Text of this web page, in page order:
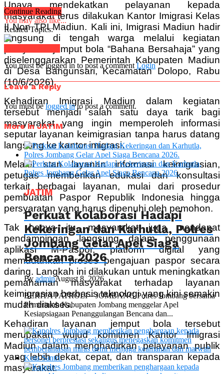
Upaya mendekatkan pelayanan kepada
masyarakat terus dilakukan Kantor Imigrasi Kelas
II Non TPI Madiun. Kali ini, Imigrasi Madiun hadir
langsung di tengah warga melalui kegiatan
pelayanan jemput bola “Bahana Bersahaja” yang
diselenggarakan Pemerintah Kabupaten Madiun
di Desa Bangunsari, Kecamatan Dolopo, Rabu
(10/6/2026).
Kehadiran Imigrasi Madiun dalam kegiatan
tersebut menjadi salah satu daya tarik bagi
masyarakat yang ingin memperoleh informasi
seputar layanan keimigrasian tanpa harus datang
langsung ke kantor imigrasi.
Melalui stan layanan informasi keimigrasian,
petugas memberikan edukasi dan konsultasi
terkait berbagai layanan, mulai dari prosedur
pembuatan Paspor Republik Indonesia hingga
persyaratan yang harus dipenuhi oleh pemohon.
Tak hanya itu, masyarakat juga mendapat
pendampingan langsung dalam penggunaan
aplikasi M-Paspor, platform digital yang
memudahkan proses pengajuan paspor secara
daring. Langkah ini dilakukan untuk meningkatkan
pemahaman masyarakat terhadap layanan
keimigrasian berbasis teknologi yang kini semakin
mudah diakses.
Kehadiran layanan jemput bola tersebut
merupakan wujud komitmen Kantor Imigrasi
Madiun dalam menghadirkan pelayanan publik
yang lebih dekat, cepat, dan transparan kepada
masyarakat.
Continue Reading
You may also like...
Related Topics:
You must be logged in to post a commentLogin
Leave a Reply
You must belogged into post a comment.
More in JATIM
JATIM
Perkuat Kolaborasi Hadapi
Kekeringan dan Karhutla, Polres
Jombang Gelar Apel Siaga
Bencana 2026
By adminAugust 8, 2026
BERITA PATROLI – JOMBANG Polres Jombang bersama
Pemerintah Kabupaten Jombang menggelar Apel
Kesiapsiagaan Penanggulangan Bencana dan...